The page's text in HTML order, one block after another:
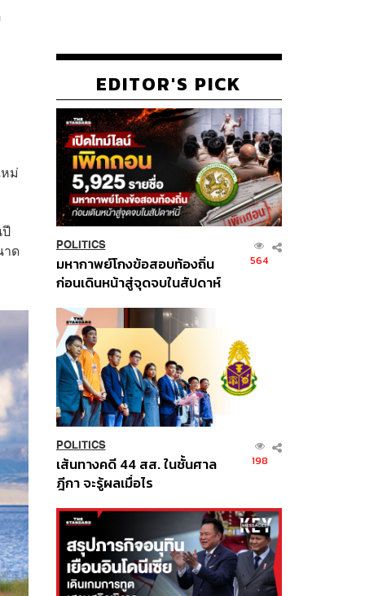
ม่
าด
EDITOR'S PICK
POLITICS
มหากาพย์โกงข้อสอบท้องถิ่น
ก่อนเดินหน้าสู่จุดจบในสัปดาห์
564
POLITICS
เส้นทางคดี 44 สส. ในชั้นศาล
ฎีกา จะรู้ผลเมื่อไร
198